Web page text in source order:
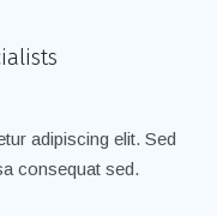
adipiscing elit. Sed
consequat sed.